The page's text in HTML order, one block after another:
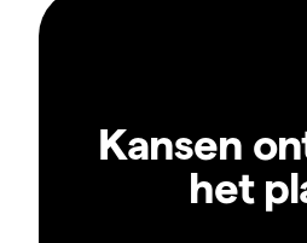
Kansen
het